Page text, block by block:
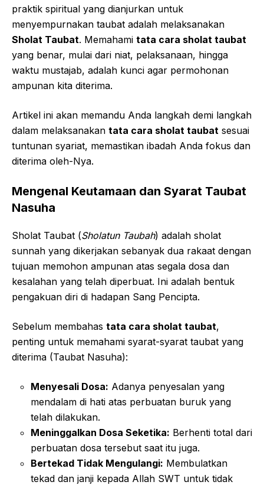
praktik spiritual yang dianjurkan untuk
menyempurnakan taubat adalah melaksanakan
Sholat Taubat. Memahami tata cara sholat taubat
yang benar, mulai dari niat, pelaksanaan, hingga
waktu mustajab, adalah kunci agar permohonan
ampunan kita diterima.
Artikel ini akan memandu Anda langkah demi langkah
dalam melaksanakan tata cara sholat taubat sesuai
tuntunan syariat, memastikan ibadah Anda fokus dan
diterima oleh-Nya.
Mengenal Keutamaan dan Syarat Taubat
Nasuha
Sholat Taubat (Sholatun Taubah) adalah sholat
sunnah yang dikerjakan sebanyak dua rakaat dengan
tujuan memohon ampunan atas segala dosa dan
kesalahan yang telah diperbuat. Ini adalah bentuk
pengakuan diri di hadapan Sang Pencipta.
Sebelum membahas tata cara sholat taubat,
penting untuk memahami syarat-syarat taubat yang
diterima (Taubat Nasuha):
Menyesali Dosa: Adanya penyesalan yang
mendalam di hati atas perbuatan buruk yang
telah dilakukan.
Meninggalkan Dosa Seketika: Berhenti total dari
perbuatan dosa tersebut saat itu juga.
Bertekad Tidak Mengulangi: Membulatkan
tekad dan janji kepada Allah SWT untuk tidak